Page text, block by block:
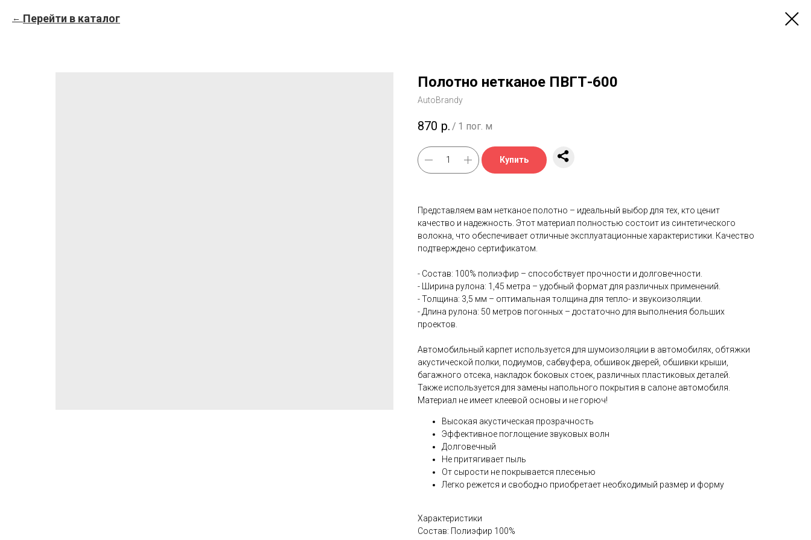
Перейти в каталог
Полотно нетканое ПВГТ-600
AutoBrandy
870 р. / 1 пог. м
Купить
Представляем вам нетканое полотно – идеальный выбор для тех, кто ценит
качество и надежность. Этот материал полностью состоит из синтетического
волокна, что обеспечивает отличные эксплуатационные характеристики. Качество
подтверждено сертификатом.
- Состав: 100% полиэфир – способствует прочности и долговечности.
- Ширина рулона: 1,45 метра – удобный формат для различных применений.
- Толщина: 3,5 мм – оптимальная толщина для тепло- и звукоизоляции.
- Длина рулона: 50 метров погонных – достаточно для выполнения больших
проектов.
Автомобильный карпет используется для шумоизоляции в автомобилях, обтяжки
акустической полки, подиумов, сабвуфера, обшивок дверей, обшивки крыши,
багажного отсека, накладок боковых стоек, различных пластиковых деталей.
Также используется для замены напольного покрытия в салоне автомобиля.
Материал не имеет клеевой основы и не горюч!
Высокая акустическая прозрачность
Эффективное поглощение звуковых волн
Долговечный
Не притягивает пыль
От сырости не покрывается плесенью
Легко режется и свободно приобретает необходимый размер и форму
Характеристики
Состав: Полиэфир 100%